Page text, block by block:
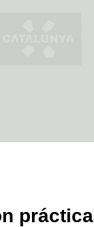
práctica